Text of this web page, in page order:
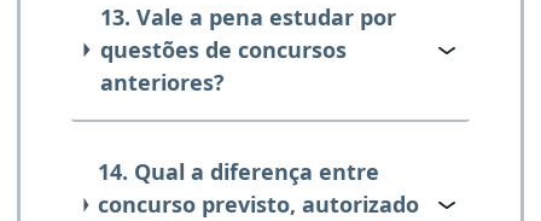
13. Vale a pena estudar por
questões de concursos
anteriores?
14. Qual a diferença entre
concurso previsto, autorizado